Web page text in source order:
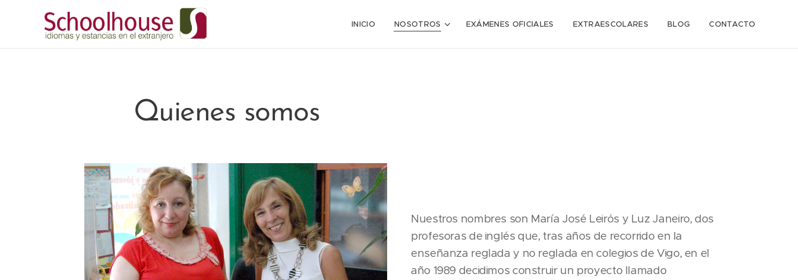
INICIO NOSOTROS EXÁMENES OFICIALES EXTRAESCOLARES BLOG CONTACTO
Quienes somos
Nuestros nombres son María José Leirós y Luz Janeiro, dos
profesoras de inglés que, tras años de recorrido en la
enseñanza reglada y no reglada en colegios de Vigo, en el
año 1989 decidimos construir un proyecto llamado